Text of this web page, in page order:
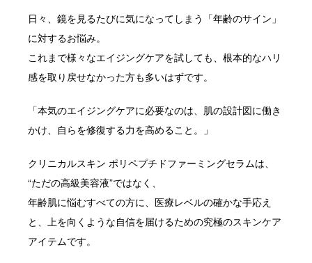
日々、鏡を見るたびに気になってしまう「年齢のサイン」
に対するお悩み。
これまで様々なエイジングケアを試しても、根本的なハリ
感を取り戻せなかった方も多いはずです。
「本気のエイジングケアに必要なのは、肌の設計図に働き
かけ、自らを修復する力を高めること。」
クリニカルスキン ポリペプチドファーミングセラムは、
“ただの高級美容液”ではなく、
年齢肌に悩むすべての方に、医療レベルの確かな手応え
と、上を向くような自信を届けるための究極のスキンケア
アイテムです。